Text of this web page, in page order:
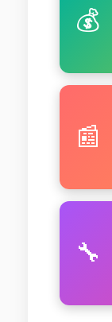
💰
📰
🔧